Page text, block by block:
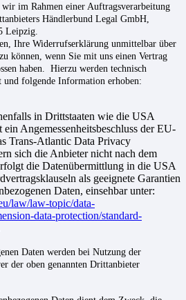
wir im Rahmen einer Auftragsverarbeitung
Händlerbund Legal GmbH,
Leipzig.
Ihre Widerrufserklärung unmittelbar über
können, wenn Sie mit uns einen Vertrag
haben. Hierzu werden technisch
und folgende Information erhoben:
in Drittstaaten wie die USA
Angemessenheitsbeschluss der EU-
Trans-Atlantic Data Privacy
sich die Anbieter nicht nach dem
die Datenübermittlung in die USA
als geeignete Garantien
Daten, einsehbar unter:
law/law-topic/data-
data-protection/standard-
Daten werden bei Nutzung der
der oben genannten Drittanbieter